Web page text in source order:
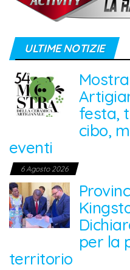
ULTIME NOTIZIE
festa,
cibo,
eventi
6 Agosto 2026
per la
territorio